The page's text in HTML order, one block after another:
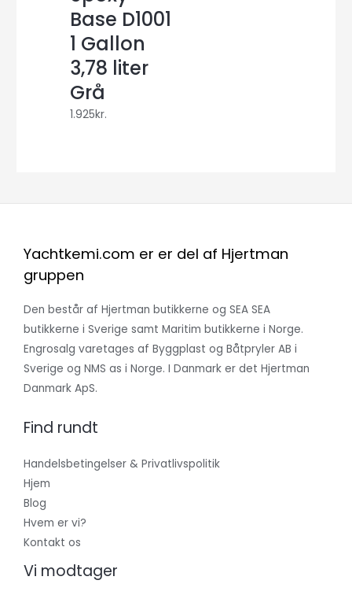
Base D1001
1 Gallon
3,78 liter
Grå
1.925kr.
Yachtkemi.com er er del af Hjertman
gruppen
Den består af Hjertman butikkerne og SEA SEA
butikkerne i Sverige samt Maritim butikkerne i Norge.
Engrosalg varetages af Byggplast og Båtpryler AB i
Sverige og NMS as i Norge. I Danmark er det Hjertman
Danmark ApS.
Find rundt
Handelsbetingelser & Privatlivspolitik
Hjem
Blog
Hvem er vi?
Kontakt os
Vi modtager